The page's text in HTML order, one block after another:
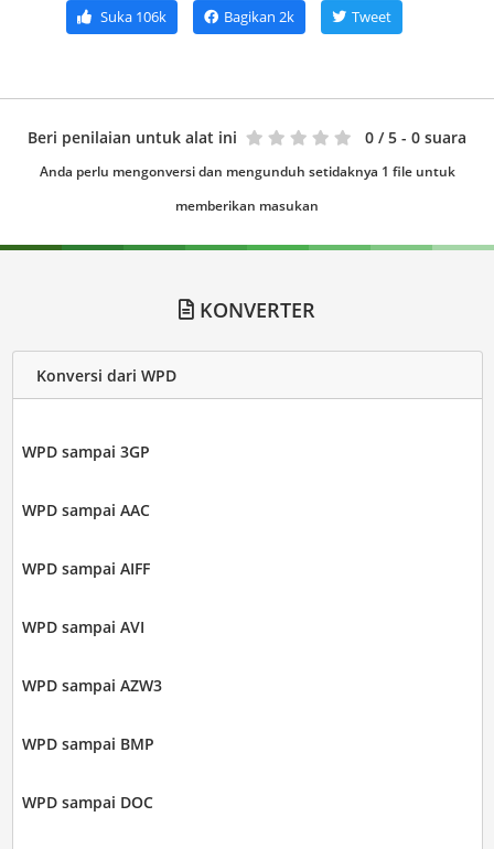
Suka106k Bagikan 2k Tweet
Beri penilaian untuk alat ini 0 / 5 - 0 suara
Anda perlu mengonversi dan mengunduh setidaknya 1 file untuk
memberikan masukan
KONVERTER
Konversi dari WPD
WPD sampai 3GP
WPD sampai AAC
WPD sampai AIFF
WPD sampai AVI
WPD sampai AZW3
WPD sampai BMP
WPD sampai DOC